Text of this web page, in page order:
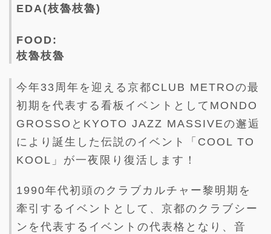
EDA(枝魯枝魯)
FOOD:
枝魯枝魯
今年33周年を迎える京都CLUB METROの最
初期を代表する看板イベントとしてMONDO
GROSSOとKYOTO JAZZ MASSIVEの邂逅
により誕生した伝説のイベント「COOL TO
KOOL」が一夜限り復活します！
1990年代初頭のクラブカルチャー黎明期を
牽引するイベントとして、京都のクラブシー
ンを代表するイベントの代表格となり、音